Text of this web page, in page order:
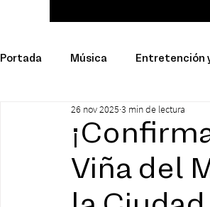
Portada Música Entretención
Productos y Marcas
Viña del
26 nov 2025 3 min de lectura